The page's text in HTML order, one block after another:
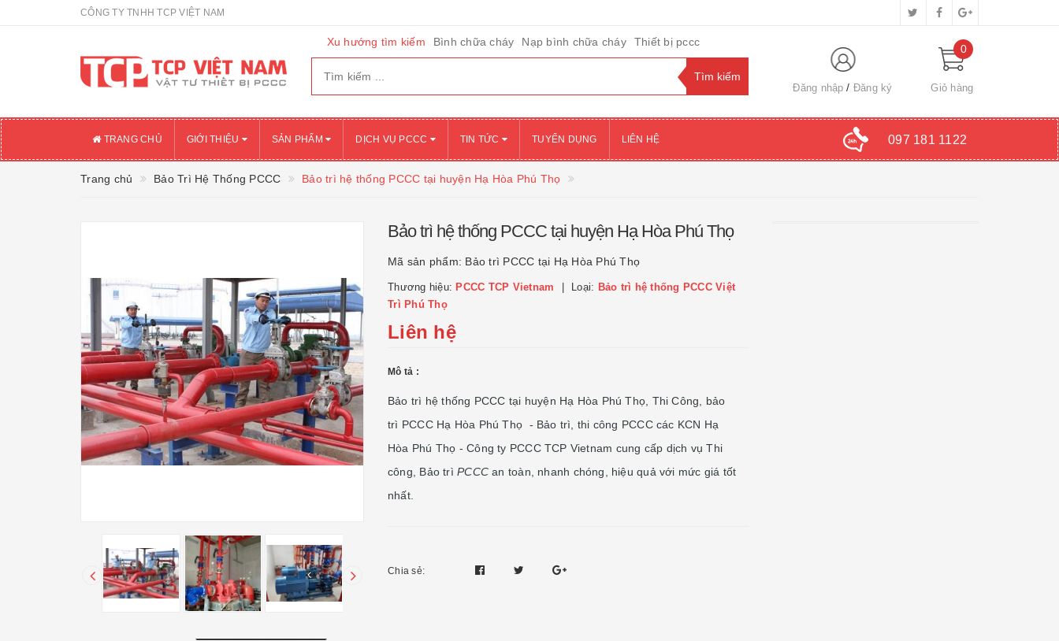
CÔNG TY TNHH TCP VIỆT NAM
Xu hướng tìm kiếm Bình chữa cháy Nạp bình chữa cháy Thiết bị pccc
Đăng nhập Đăng ký
0
Giỏ hàng
TRANG CHỦ GIỚI THIỆU SẢN PHẨM DỊCH VỤ PCCC TIN TỨC TUYỂN DỤNG LIÊN HỆ 097 181 1122
Trang chủ Bảo Trì Hệ Thống PCCC Bảo trì hệ thống PCCC tại huyện Hạ Hòa Phú Thọ
Bảo trì hệ thống PCCC tại huyện Hạ Hòa Phú Thọ
Mã sản phẩm: Bảo trì PCCC tại Hạ Hòa Phú Thọ
Thương hiệu: PCCC TCP Vietnam Loại: Bảo trì hệ thống PCCC Việt
Trì Phú Thọ
Liên hệ
Mô tả :
Bảo trì hệ thống PCCC tại huyện Hạ Hòa Phú Thọ, Thi Công, bảo
trì PCCC Hạ Hòa Phú Thọ - Bảo trì, thi công PCCC các KCN Hạ
Hòa Phú Thọ - Công ty PCCC TCP Vietnam cung cấp dịch vụ Thi
công, Bảo trì PCCCan toàn, nhanh chóng, hiệu quả với mức giá tốt
nhất.
Chia sẻ: